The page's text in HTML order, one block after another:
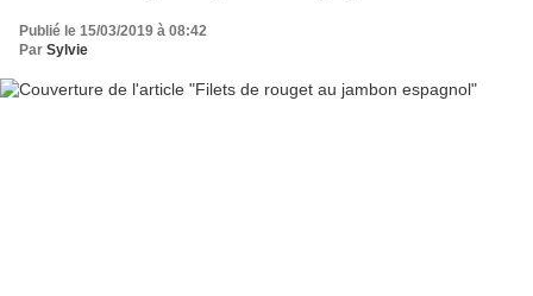
Publié le 15/03/2019 à 08:42
Par Sylvie